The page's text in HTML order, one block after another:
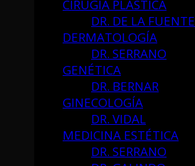
CIRUGÍA PLÁSTICA
DR. DE LA FUENTE
DERMATOLOGÍA
DR. SERRANO
GENÉTICA
DR. BERNAR
GINECOLOGÍA
DR. VIDAL
MEDICINA ESTÉTICA
DR. SERRANO